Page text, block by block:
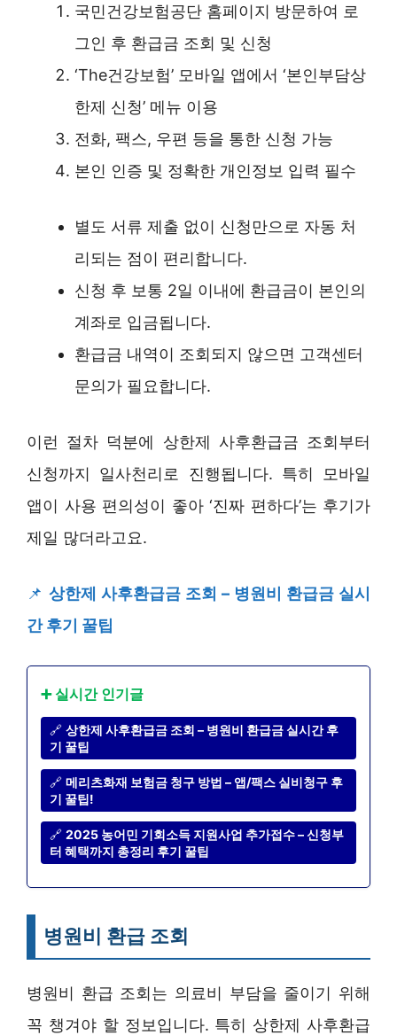
국민건강보험공단 홈페이지 방문하여 로
그인 후 환급금 조회 및 신청
‘The건강보험’ 모바일 앱에서 ‘본인부담상
한제 신청’ 메뉴 이용
전화, 팩스, 우편 등을 통한 신청 가능
본인 인증 및 정확한 개인정보 입력 필수
별도 서류 제출 없이 신청만으로 자동 처
리되는 점이 편리합니다.
신청 후 보통 2일 이내에 환급금이 본인의
계좌로 입금됩니다.
환급금 내역이 조회되지 않으면 고객센터
문의가 필요합니다.
이런 절차 덕분에 상한제 사후환급금 조회부터
신청까지 일사천리로 진행됩니다. 특히 모바일
앱이 사용 편의성이 좋아 ‘진짜 편하다’는 후기가
제일 많더라고요.
📌 상한제 사후환급금 조회 – 병원비 환급금 실시
간 후기 꿀팁
➕ 실시간 인기글
🔗 상한제 사후환급금 조회 – 병원비 환급금 실시간 후
기 꿀팁
🔗 메리츠화재 보험금 청구 방법 – 앱/팩스 실비청구 후
기 꿀팁!
🔗 2025 농어민 기회소득 지원사업 추가접수 – 신청부
터 혜택까지 총정리 후기 꿀팁
병원비 환급 조회
병원비 환급 조회는 의료비 부담을 줄이기 위해
꼭 챙겨야 할 정보입니다. 특히 상한제 사후환급